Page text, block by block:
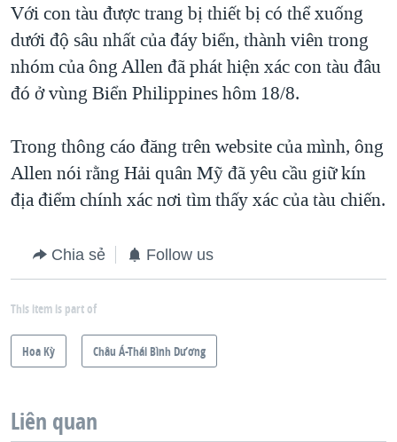
Với con tàu được trang bị thiết bị có thể xuống
dưới độ sâu nhất của đáy biển, thành viên trong
nhóm của ông Allen đã phát hiện xác con tàu đâu
đó ở vùng Biển Philippines hôm 18/8.
Trong thông cáo đăng trên website của mình, ông
Allen nói rằng Hải quân Mỹ đã yêu cầu giữ kín
địa điểm chính xác nơi tìm thấy xác của tàu chiến.
Chia sẻ Follow us
This item is part of
Hoa Kỳ Châu Á-Thái Bình Dương
Liên quan